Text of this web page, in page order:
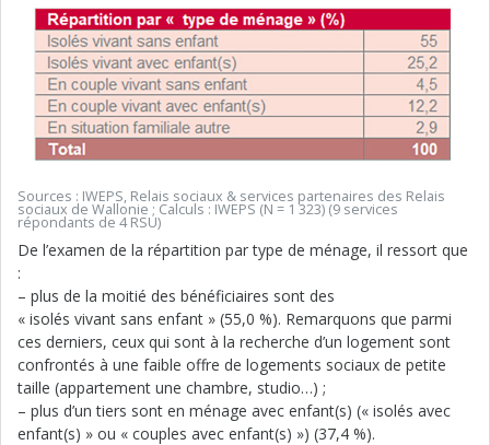
Sources : IWEPS, Relais sociaux & services partenaires des Relais
sociaux de Wallonie ; Calculs : IWEPS (N = 1 323) (9 services
répondants de 4 RSU)
De l’examen de la répartition par type de ménage, il ressort que
:
– plus de la moitié des bénéficiaires sont des
« isolés vivant sans enfant » (55,0 %). Remarquons que parmi
ces derniers, ceux qui sont à la recherche d’un logement sont
confrontés à une faible offre de logements sociaux de petite
taille (appartement une chambre, studio…) ;
– plus d’un tiers sont en ménage avec enfant(s) (« isolés avec
enfant(s) » ou « couples avec enfant(s) ») (37,4 %).